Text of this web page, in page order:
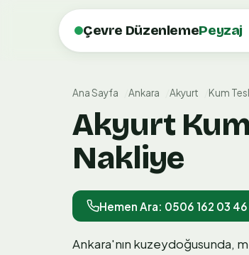
Çevre DüzenlemePeyzaj
Ana Sayfa Ankara Akyurt Kum
Akyurt Kum
Nakliye
Hemen Ara: 0506 162 03 46
Ankara'nın kuzeydoğusunda,